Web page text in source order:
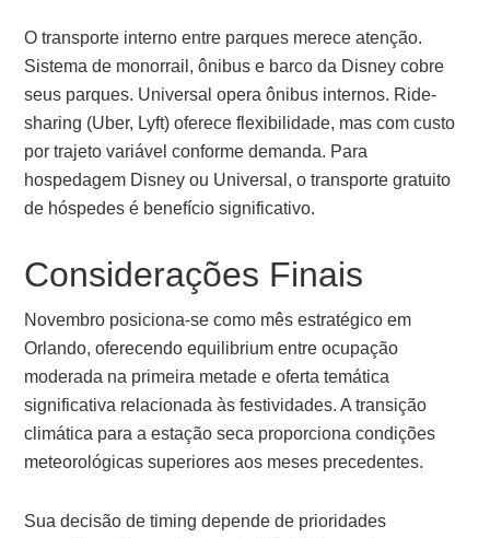
O transporte interno entre parques merece atenção.
Sistema de monorrail, ônibus e barco da Disney cobre
seus parques. Universal opera ônibus internos. Ride-
sharing (Uber, Lyft) oferece flexibilidade, mas com custo
por trajeto variável conforme demanda. Para
hospedagem Disney ou Universal, o transporte gratuito
de hóspedes é benefício significativo.
Considerações Finais
Novembro posiciona-se como mês estratégico em
Orlando, oferecendo equilibrium entre ocupação
moderada na primeira metade e oferta temática
significativa relacionada às festividades. A transição
climática para a estação seca proporciona condições
meteorológicas superiores aos meses precedentes.
Sua decisão de timing depende de prioridades